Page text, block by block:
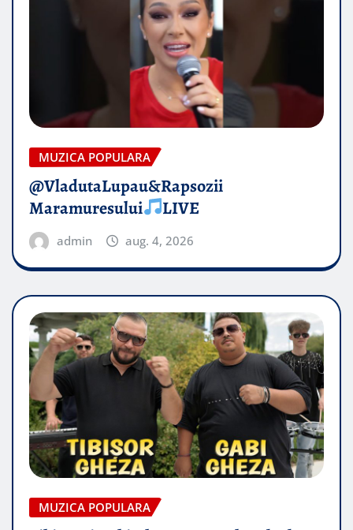
MUZICA POPULARA
@VladutaLupau&Rapsozii
Maramuresului
LIVE
admin aug. 4, 2026
MUZICA POPULARA